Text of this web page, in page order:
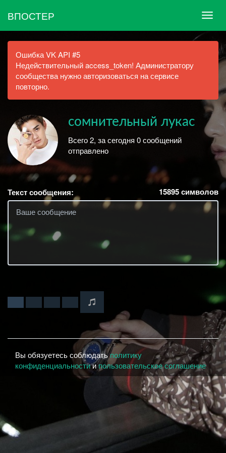
ВПОСТЕР
Ошибка VK API #5
Недействительный access_token! Администратору
сообщества нужно авторизоваться на сервисе
повторно.
сомнительный лукас
Всего 2, за сегодня 0 сообщений
отправлено
Текст сообщения: 15895символов
Вы обязуетесь соблюдатьполитику
конфиденциальностиипользовательское соглашение